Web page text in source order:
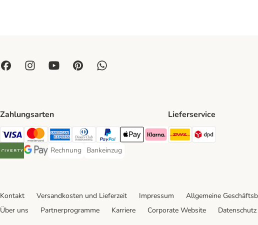
Zahlungsarten
Visa Payment Method
Mastercard Payment Method
American Express Payment Method
Diners Club Payment Method
PayPal Payment Method
Apple Pay Payment Method
Klarna Payment Method
Riverty Payment Method
Google Pay Payment Method
Rechnung
Rechnung Payment Method
Bankeinzug
Bankeinzug Payment Method
Lieferservice
DHL Shipping Method
Kontakt Versandkosten und Lieferzeit Impressum Allgemeine
Über uns
Partnerprogramme Karriere Corporate Website Datenschutz